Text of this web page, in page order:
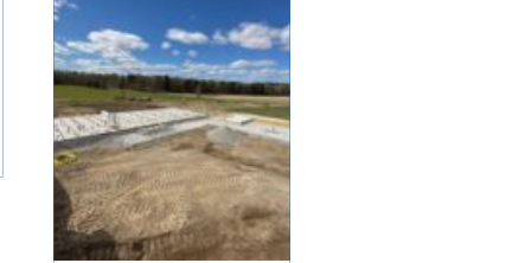
medarbetare möts,
kunder tas ...